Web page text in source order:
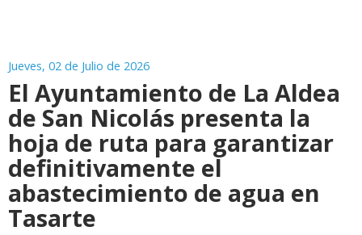
Jueves, 02 de Julio de 2026
El Ayuntamiento de La Aldea
de San Nicolás presenta la
hoja de ruta para garantizar
definitivamente el
abastecimiento de agua en
Tasarte